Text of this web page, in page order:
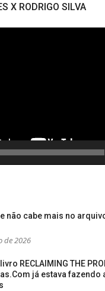
X RODRIGO SILVA
não cabe mais no
de 2026
RECLAIMING THE
já estava fazendo